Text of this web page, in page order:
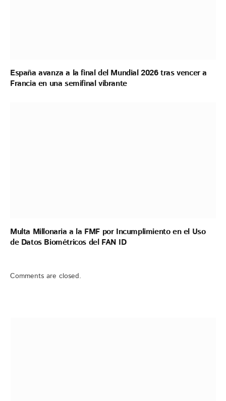
España avanza a la final del Mundial 2026 tras vencer a
Francia en una semifinal vibrante
Multa Millonaria a la FMF por Incumplimiento en el Uso
de Datos Biométricos del FAN ID
Comments are closed.